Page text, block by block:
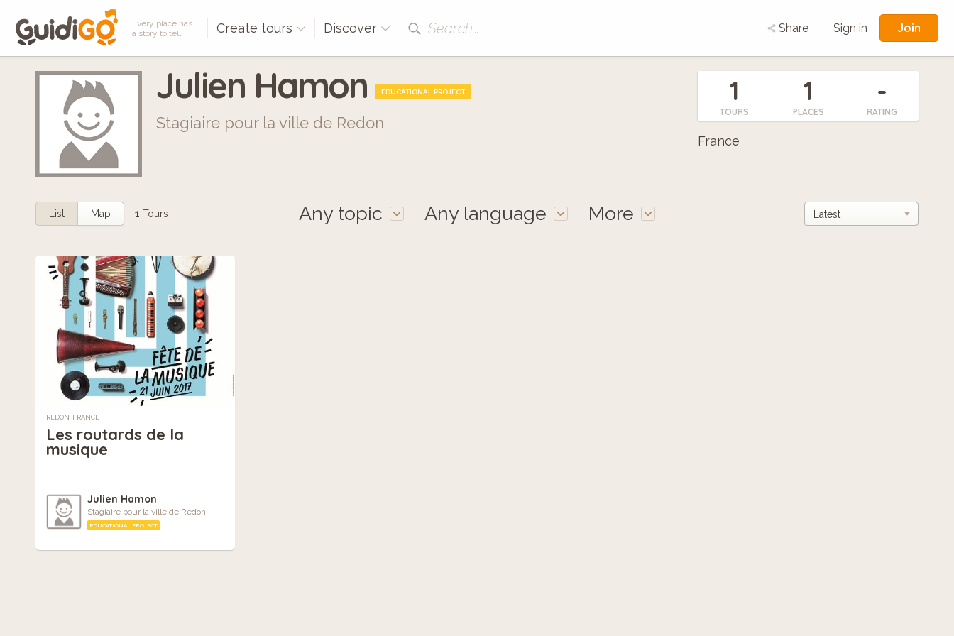
Every place has
a story to tell
Create tours Discover Search... Share Sign in Join
Julien Hamon EDUCATIONAL PROJECT
Stagiaire pour la ville de Redon
1
TOURS
1
PLACES
-
RATING
France
Any topic Any language More
List Map 1 Tours
REDON, FRANCE
Les routards de la
musique
Julien Hamon
Stagiaire pour la ville de Redon
EDUCATIONAL PROJECT